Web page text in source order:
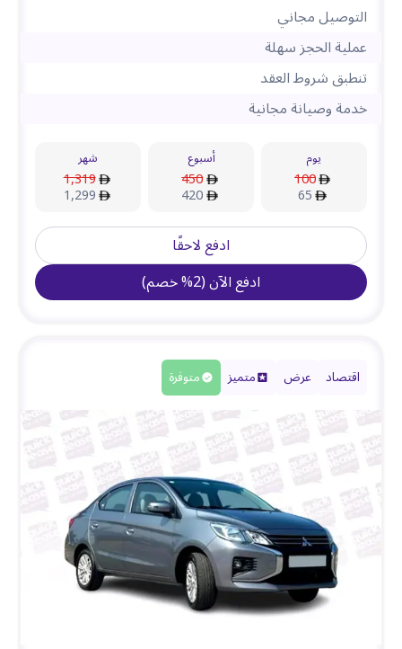
التوصيل مجاني
عملية الحجز سهلة
تنطبق شروط العقد
خدمة وصيانة مجانية
يوم
100
65
أسبوع
450
420
شهر
1,319
1,299
ادفع لاحقًا
ادفع الآن(
2
%خصم)
اقتصاد عرض متميز متوفرة